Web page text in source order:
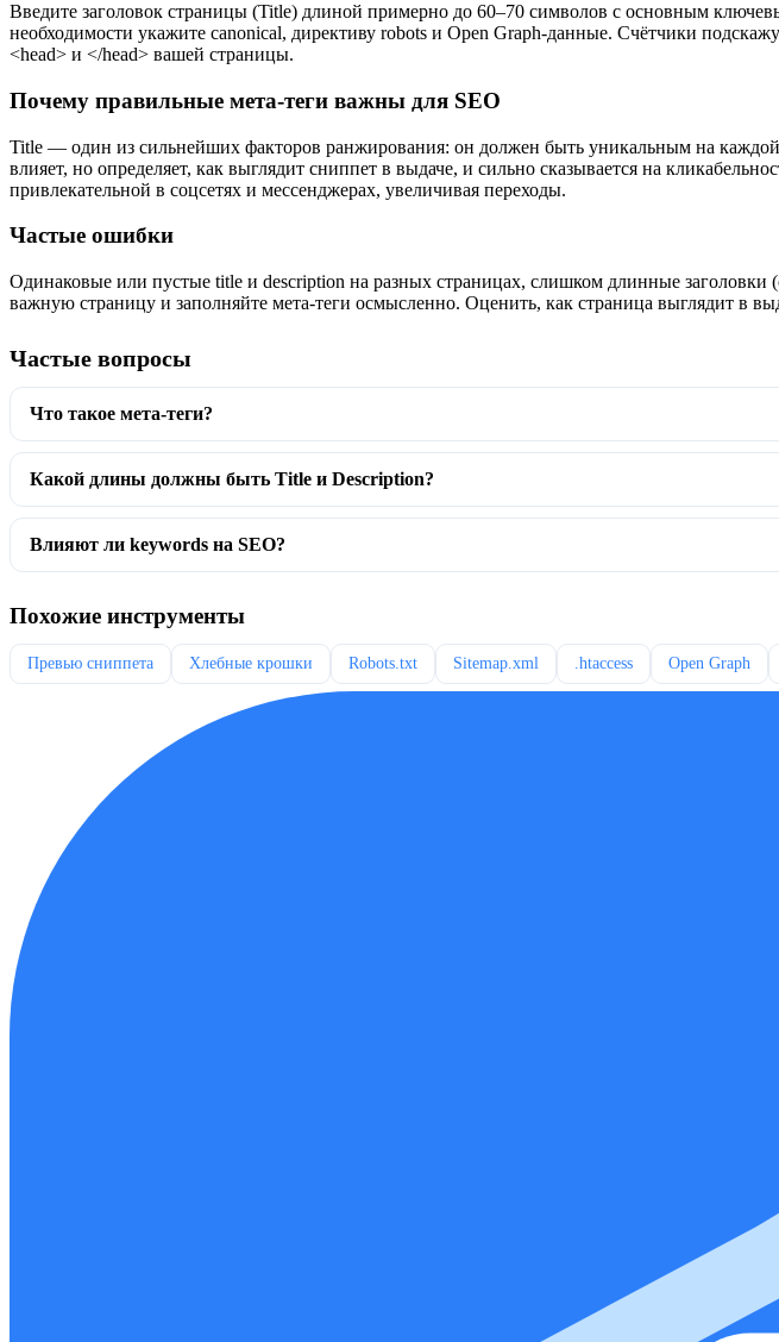
Введите заголовок страницы (Title) длиной примерно до 60–70 символов с основным
необходимости укажите canonical, директиву robots и Open Graph-данные. Счётчики
<head> и </head> вашей страницы.
Почему правильные мета-теги важны для SEO
Title — один из сильнейших факторов ранжирования: он должен быть уникальным на
влияет, но определяет, как выглядит сниппет в выдаче, и сильно сказывается на
привлекательной в соцсетях и мессенджерах, увеличивая переходы.
Частые ошибки
Одинаковые или пустые title и description на разных страницах, слишком длинные
важную страницу и заполняйте мета-теги осмысленно. Оценить, как страница выглядит в
Частые вопросы
Что такое мета-теги?
Какой длины должны быть Title и Description?
Влияют ли keywords на SEO?
Похожие инструменты
Превью сниппета Хлебные крошки Robots.txt Sitemap.xml .htaccess Open Graph